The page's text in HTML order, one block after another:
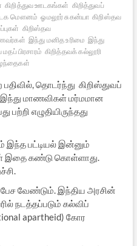
கிறித்துவ ஊடகங்கள் கிறித்துவப்
மௌனம் ஓமலூர் சுகன்யா கிறிஸ்தவ
கிறிஸ்தவ
இந்து மனித உரிமை இந்து
மதப் பிரசாரம் கிறித்தவக் கல்லூரி
தொடர்ந்து கிறிஸ்துவப்
மாணவிகள் மர்மமான
எழுதியிருந்தது
இந்த பட்டியல் இன்னும்
இதை கண்டு கொள்ளாது.
வேண்டும். இந்திய அரசின்
நடத்தப்படும் கல்விப்
apartheid) கோர